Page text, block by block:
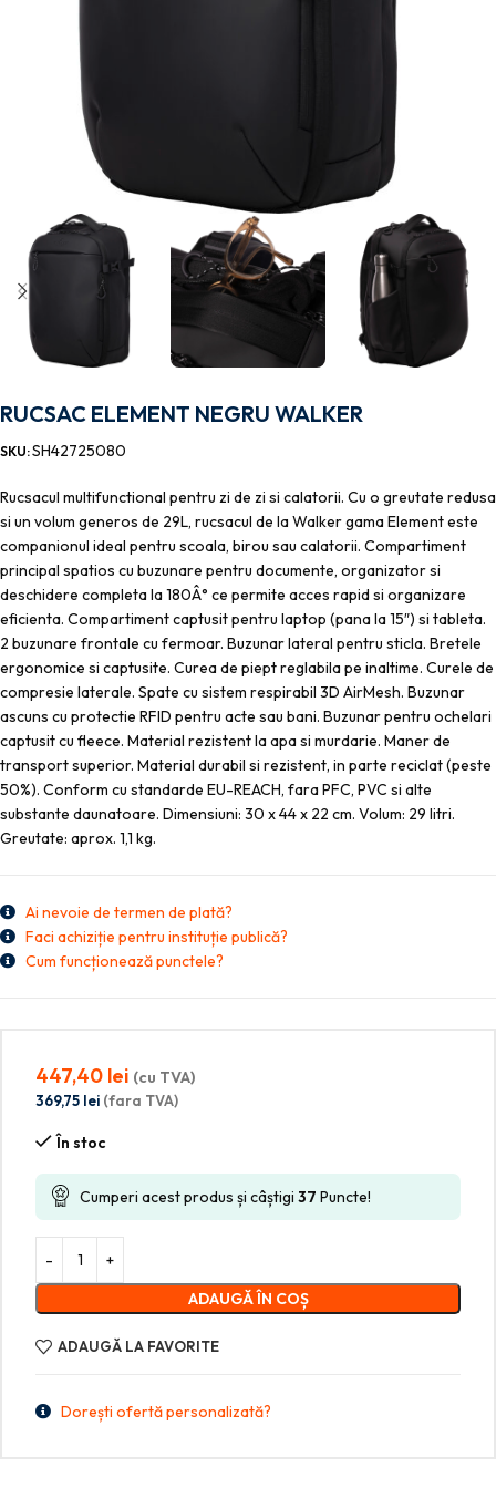
RUCSAC ELEMENT NEGRU WALKER
SKU:SH42725080
Rucsacul multifunctional pentru zi de zi si calatorii. Cu o greutate redusa
si un volum generos de 29L, rucsacul de la Walker gama Element este
companionul ideal pentru scoala, birou sau calatorii. Compartiment
principal spatios cu buzunare pentru documente, organizator si
deschidere completa la 180Â° ce permite acces rapid si organizare
eficienta. Compartiment captusit pentru laptop (pana la 15″) si tableta.
2 buzunare frontale cu fermoar. Buzunar lateral pentru sticla. Bretele
ergonomice si captusite. Curea de piept reglabila pe inaltime. Curele de
compresie laterale. Spate cu sistem respirabil 3D AirMesh. Buzunar
ascuns cu protectie RFID pentru acte sau bani. Buzunar pentru ochelari
captusit cu fleece. Material rezistent la apa si murdarie. Maner de
transport superior. Material durabil si rezistent, in parte reciclat (peste
50%). Conform cu standarde EU-REACH, fara PFC, PVC si alte
substante daunatoare. Dimensiuni: 30 x 44 x 22 cm. Volum: 29 litri.
Greutate: aprox. 1,1 kg.
Ai nevoie de termen de plată?
Faci achiziție pentru instituție publică?
Cum funcționează punctele?
447,40 lei (cu TVA)
369,75 lei (fara TVA)
În stoc
Cumperi acest produs și câștigi 37 Puncte!
ADAUGĂ ÎN COȘ
ADAUGĂ LA FAVORITE
Dorești ofertă personalizată?